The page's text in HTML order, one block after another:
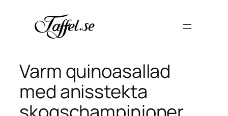
innehåll
Varm quinoasallad
med anisstekta